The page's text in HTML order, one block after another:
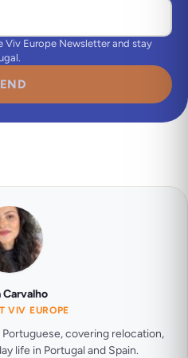
Viv Europe Newsletter and stay
Carvalho
VIV EUROPE
covering relocation,
life in Portugal and Spain.